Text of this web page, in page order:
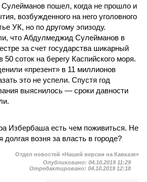
Сулейманов пошел, когда не прошло и
возбужденного на него уголовного
УК, но по другому эпизоду.
что Абдулмеджид Сулейманов в
за счет государства шикарный
соток на берегу Каспийского моря.
«презент» в 11 миллионов
это не успели. Спустя год
выяснилось — сроки давности
Избербаша есть чем поживиться. Не
долгая возня за власть в городе?
Отдел новостей «Нашей версии на Кавказе»
Опубликовано: 04.10.2019 11:29
Отредактировано: 04.10.2019 12:18